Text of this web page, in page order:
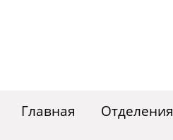
Главная Отделения